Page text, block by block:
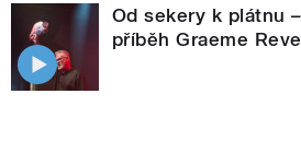
Od sekery k plátnu
příběh Graeme